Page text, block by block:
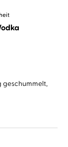
geschummelt,